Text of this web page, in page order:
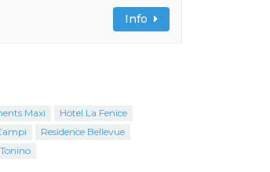
Info
Maxi
Hotel La Fenice
Residence Bellevue